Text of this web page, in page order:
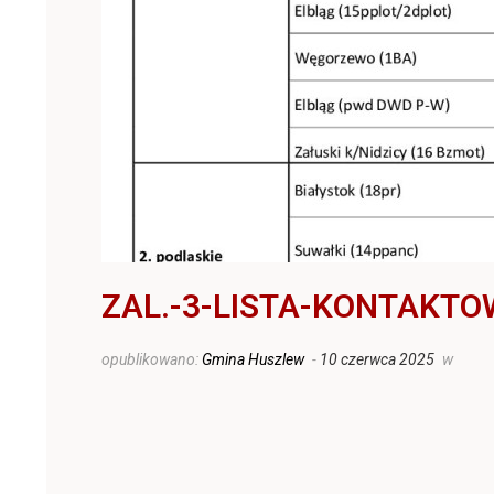
ZAL.-3-LISTA-
opublikowano: Gmina Huszlew - 10 czerwca 2025 w